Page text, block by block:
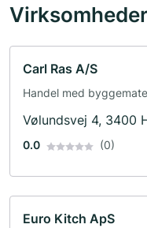
Carl Ras A/S
Handel med
Vølundsvej 4, 3400
0.0 (0)
Euro Kitch ApS